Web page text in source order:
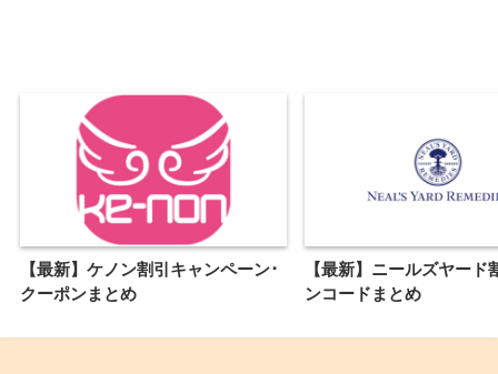
【最新】ケノン割引キャンペーン･
クーポンまとめ
【最新】ニールズヤード
ンコードまとめ